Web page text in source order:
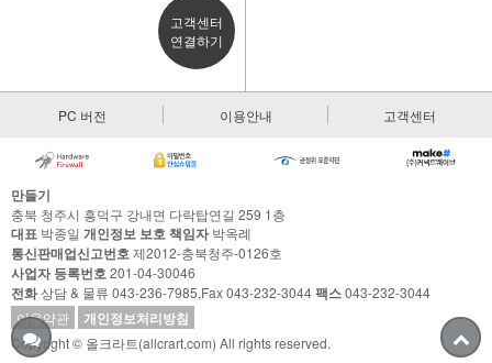
고객센터
연결하기
PC 버전 이용안내 고객센터
만들기
충북 청주시 흥덕구 강내면 다락탑연길 259 1층
대표 박종일 개인정보 보호 책임자박옥례
통신판매업신고번호제2012-충북청주-0126호
사업자 등록번호201-04-30046
전화상담 & 물류 043-236-7985,Fax 043-232-3044팩스043-232-3044
이용약관
개인정보처리방침
Copyright © 올크라트(allcrart,com) All rights reserved.